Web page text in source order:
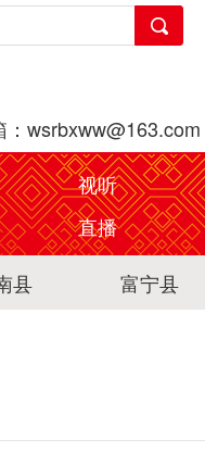
：wsrbxww@163.com
视听
直播
县 富宁县